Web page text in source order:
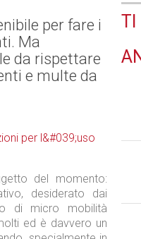
per fare i
Ma
da rispettare
e multe da
del momento:
desiderato dai
di micro mobilità
ed è davvero un
TI